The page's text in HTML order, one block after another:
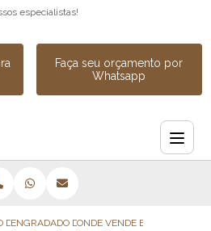
especialistas!
Faça seu orçamento por
Whatsapp
DE MADEIRA
ENGRADADO DE MADEIRA INDUSTRIAL
ONDE VENDE ENGRADADO